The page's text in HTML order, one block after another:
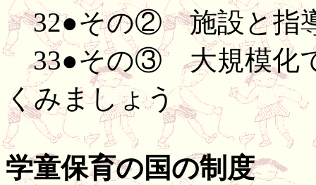
32●その② 施設と指
33●その③ 大規模化で
くみましょう
学童保育の国の制度